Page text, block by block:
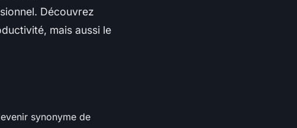
Découvrez
mais aussi le
synonyme de